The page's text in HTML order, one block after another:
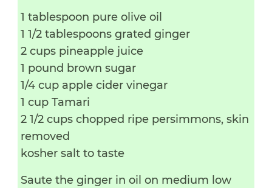
1 tablespoon pure olive oil
1 1/2 tablespoons grated ginger
2 cups pineapple juice
1 pound brown sugar
1/4 cup apple cider vinegar
1 cup Tamari
2 1/2 cups chopped ripe persimmons, skin
removed
kosher salt to taste
Saute the ginger in oil on medium low